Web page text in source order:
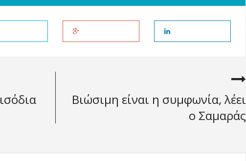
Βιώσιμη είναι η συμφωνία, λέει
ο Σαμαράς